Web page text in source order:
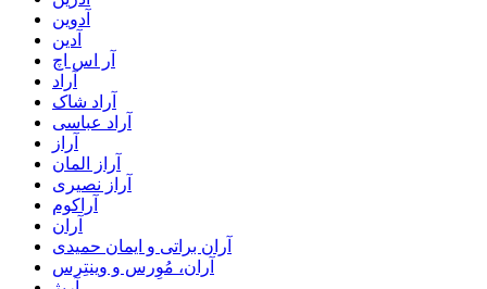
آدوین
آدین
آر اس اچ
آراد
آراد شاک
آراد عباسی
آراز
آراز المان
آراز نصیری
آراکوم
آران
آران براتی و ایمان حمیدی
آران، مُوِرس و وینتِرس